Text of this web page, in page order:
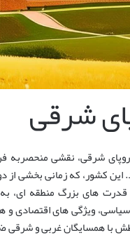
شرقی
شرقی، نقشی منحصربه
کشور، که زمانی بخشی
قدرت های بزرگ منطقه
سیاسی، ویژگی های اقتصادی
با همسایگان غربی و